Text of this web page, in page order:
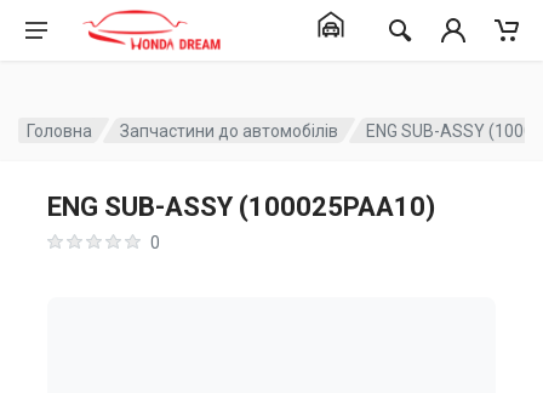
Головна Запчастини до автомобілів ENG SUB-ASSY
ENG SUB-ASSY (100025PAA10)
0